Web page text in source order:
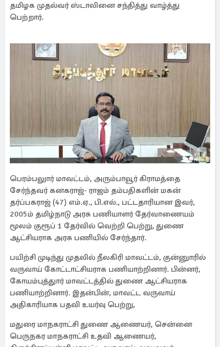
தமிழக முதல்வர் ஸ்டாலினை சந்தித்து வாழ்த்து
பெற்றார்.
பெரம்பலுார் மாவட்டம், அரும்பாவூர் கிராமத்தை
சேர்ந்தவர் கனகராஜ்- ராஜம் தம்பதிகளின் மகன்
தர்ப்பகராஜ் (47) எம்.ஏ., பி.எல்., பட்டதாரியான இவர்,
2005ம் தமிழ்நாடு அரசு பணியாளர் தேர்வாணையம்
மூலம் குரூப் 1 தேர்வில் வெற்றி பெற்று, துணை
ஆட்சியராக அரசு பணியில் சேர்ந்தார்.
பயிற்சி முடிந்து முதலில் நீலகிரி மாவட்டம், குன்னுாரில்
வருவாய் கோட்டாட்சியராக பணியாற்றினார். பின்னர்,
கோயம்புத்துார் மாவட்டத்தில் துணை ஆட்சியராக
பணியாற்றினார். இதன்பின், மாவட்ட வருவாய்
அதிகாரியாக பதவி உயர்வு பெற்று,
மதுரை மாநகராட்சி துணை ஆணையர், சென்னை
பெருநகர மாநகராட்சி உதவி ஆணையர்,